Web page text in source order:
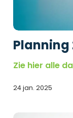
Planning
Zie hier alle
24 jan. 2025